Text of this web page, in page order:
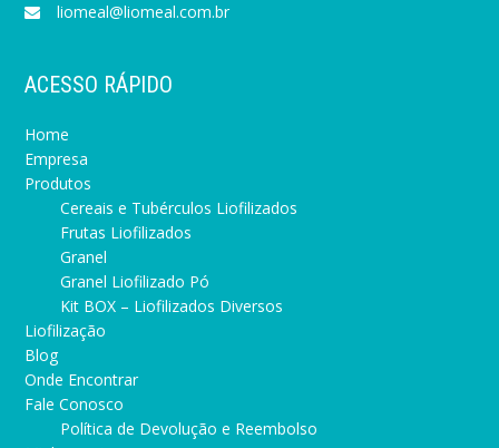
liomeal@liomeal.com.br
ACESSO RÁPIDO
Home
Empresa
Produtos
Cereais e Tubérculos Liofilizados
Frutas Liofilizados
Granel
Granel Liofilizado Pó
Kit BOX – Liofilizados Diversos
Liofilização
Blog
Onde Encontrar
Fale Conosco
Política de Devolução e Reembolso